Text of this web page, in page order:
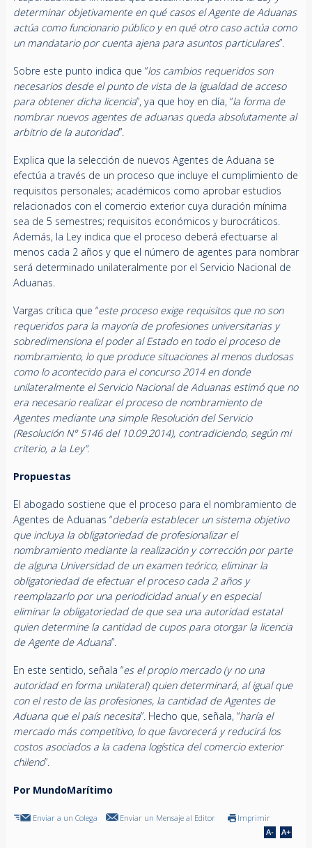
determinar objetivamente en qué casos el Agente de Aduanas
actúa como funcionario público y en qué otro caso actúa como
un mandatario por cuenta ajena para asuntos particulares”.
Sobre este punto indica que “los cambios requeridos son
necesarios desde el punto de vista de la igualdad de acceso
para obtener dicha licencia”, ya que hoy en día, “la forma de
nombrar nuevos agentes de aduanas queda absolutamente al
arbitrio de la autoridad”.
Explica que la selección de nuevos Agentes de Aduana se
efectúa a través de un proceso que incluye el cumplimiento de
requisitos personales; académicos como aprobar estudios
relacionados con el comercio exterior cuya duración mínima
sea de 5 semestres; requisitos económicos y burocráticos.
Además, la Ley indica que el proceso deberá efectuarse al
menos cada 2 años y que el número de agentes para nombrar
será determinado unilateralmente por el Servicio Nacional de
Aduanas.
Vargas crítica que “este proceso exige requisitos que no son
requeridos para la mayoría de profesiones universitarias y
sobredimensiona el poder al Estado en todo el proceso de
nombramiento, lo que produce situaciones al menos dudosas
como lo acontecido para el concurso 2014 en donde
unilateralmente el Servicio Nacional de Aduanas estimó que no
era necesario realizar el proceso de nombramiento de
Agentes mediante una simple Resolución del Servicio
(Resolución N° 5146 del 10.09.2014), contradiciendo, según mi
criterio, a la Ley”.
Propuestas
El abogado sostiene que el proceso para el nombramiento de
Agentes de Aduanas “debería establecer un sistema objetivo
que incluya la obligatoriedad de profesionalizar el
nombramiento mediante la realización y corrección por parte
de alguna Universidad de un examen teórico, eliminar la
obligatoriedad de efectuar el proceso cada 2 años y
reemplazarlo por una periodicidad anual y en especial
eliminar la obligatoriedad de que sea una autoridad estatal
quien determine la cantidad de cupos para otorgar la licencia
de Agente de Aduana”.
En este sentido, señala “es el propio mercado (y no una
autoridad en forma unilateral) quien determinará, al igual que
con el resto de las profesiones, la cantidad de Agentes de
Aduana que el país necesita”. Hecho que, señala, “haría el
mercado más competitivo, lo que favorecerá y reducirá los
costos asociados a la cadena logística del comercio exterior
chileno”.
Por MundoMarítimo
Enviar a un Colega Enviar un Mensaje al Editor Imprimir